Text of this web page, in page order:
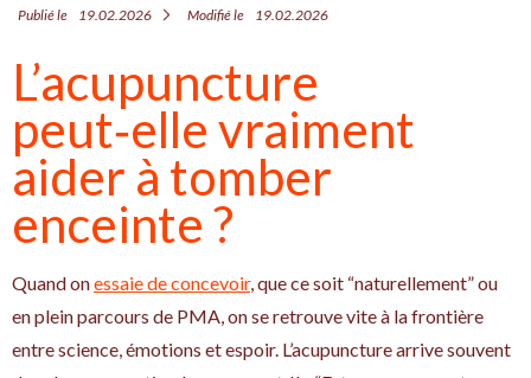
Publié le 19.02.2026 Modifié le 19.02.2026
L’acupuncture
peut‑elle vraiment
aider à tomber
enceinte ?
Quand onessaie de concevoir, que ce soit “naturellement” ou
en plein parcours de PMA, on se retrouve vite à la frontière
entre science, émotions et espoir. L’acupuncture arrive souvent